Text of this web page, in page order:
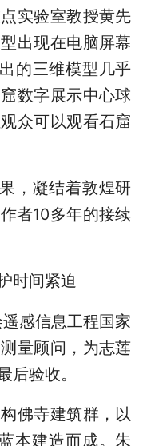
实验室教授黄先
出现在电脑屏幕
的三维模型几乎
数字展示中心球
众可以观看石窟
，凝结着敦煌研
者10多年的接续
时间紧迫
感信息工程国家
量顾问，为志莲
后验收。
佛寺建筑群，以
本建造而成。朱